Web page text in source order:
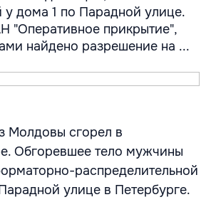
дома 1 по Парадной улице.
"Оперативное прикрытие",
найдено разрешение на ...
Молдовы сгорел в
Обгоревшее тело мужчины
распределительной
улице в Петербурге.